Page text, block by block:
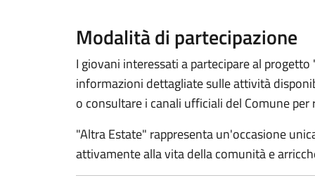
Modalità di partecipazione
I giovani interessati a partecipare al
informazioni dettagliate sulle attività
o consultare i canali ufficiali del Comune
"Altra Estate" rappresenta un'occasione
attivamente alla vita della comunità e